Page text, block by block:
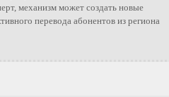
механизм может создать новые
перевода абонентов из региона